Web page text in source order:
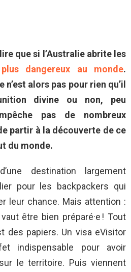
que si l’Australie abrite les
dangereux au monde.
n’est alors pas pour rien qu’il
divine ou non, peu
pas de nombreux
partir à la découverte de ce
du monde.
destination largement
pour les backpackers qui
leur chance. Mais attention :
être bien préparé·e ! Tout
des papiers. Un visa eVisitor
indispensable pour avoir
sur le territoire. Puis viennent